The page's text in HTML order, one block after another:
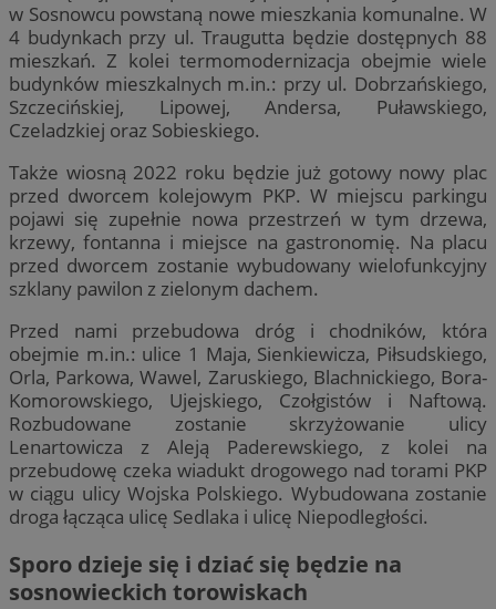
w Sosnowcu powstaną nowe mieszkania komunalne. W
4 budynkach przy ul. Traugutta będzie dostępnych 88
mieszkań. Z kolei termomodernizacja obejmie wiele
budynków mieszkalnych m.in.: przy ul. Dobrzańskiego,
Szczecińskiej, Lipowej, Andersa, Puławskiego,
Czeladzkiej oraz Sobieskiego.
Także wiosną 2022 roku będzie już gotowy nowy plac
przed dworcem kolejowym PKP. W miejscu parkingu
pojawi się zupełnie nowa przestrzeń w tym drzewa,
krzewy, fontanna i miejsce na gastronomię. Na placu
przed dworcem zostanie wybudowany wielofunkcyjny
szklany pawilon z zielonym dachem.
Przed nami przebudowa dróg i chodników, która
obejmie m.in.: ulice 1 Maja, Sienkiewicza, Piłsudskiego,
Orla, Parkowa, Wawel, Zaruskiego, Blachnickiego, Bora-
Komorowskiego, Ujejskiego, Czołgistów i Naftową.
Rozbudowane zostanie skrzyżowanie ulicy
Lenartowicza z Aleją Paderewskiego, z kolei na
przebudowę czeka wiadukt drogowego nad torami PKP
w ciągu ulicy Wojska Polskiego. Wybudowana zostanie
droga łącząca ulicę Sedlaka i ulicę Niepodległości.
Sporo dzieje się i dziać się będzie na
sosnowieckich torowiskach